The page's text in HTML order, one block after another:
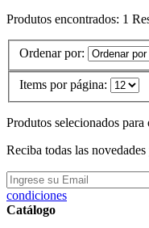
Produtos encontrados: 1
Ordenar por:
Items por página:
Produtos selecionados para
Reciba todas las
condiciones
Catálogo